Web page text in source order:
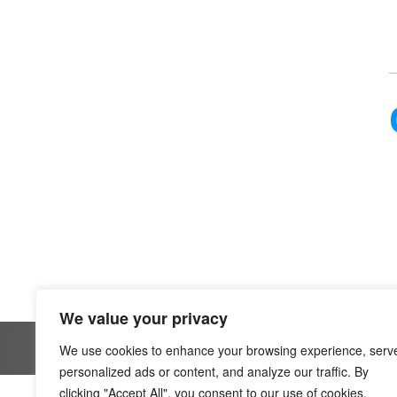
We value your privacy
We use cookies to enhance your browsing experience,
personalized ads or content, and analyze our traffic. By
clicking "Accept All", you consent to our use of cookies.